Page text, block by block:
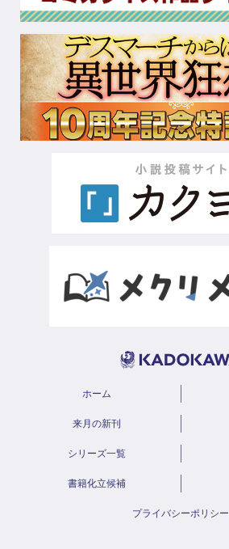
ホーム
来月の新刊
シリーズ一覧
書籍化立候補
プライバシーポリシー